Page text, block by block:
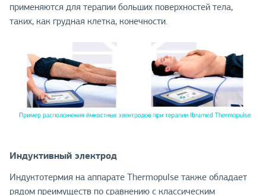
применяются для терапии больших поверхностей тела,
таких, как грудная клетка, конечности.
Индуктивный электрод
Индуктотермия на аппарате Thermopulse также обладает
рядом преимуществ по сравнению с классическим